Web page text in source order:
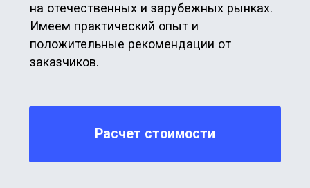
Преимущества
Соответствие требованиям
Менеджмент качества
и безопасности